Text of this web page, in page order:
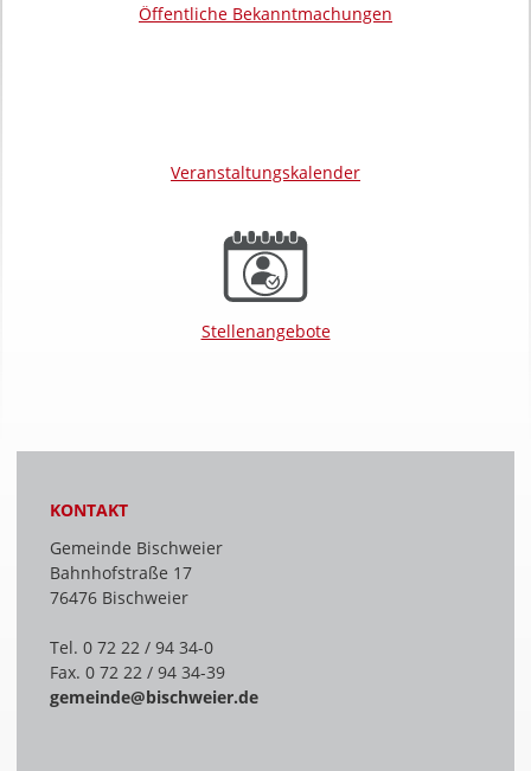
Öffentliche Bekanntmachungen
Veranstaltungskalender
Stellenangebote
KONTAKT
Gemeinde Bischweier
Bahnhofstraße 17
76476 Bischweier
Tel. 0 72 22 / 94 34-0
Fax. 0 72 22 / 94 34-39
gemeinde@bischweier.de